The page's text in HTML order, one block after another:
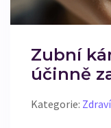
Zubní
účinně
Kategorie: